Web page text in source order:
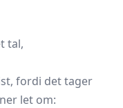
tal,
fordi det tager
let om: